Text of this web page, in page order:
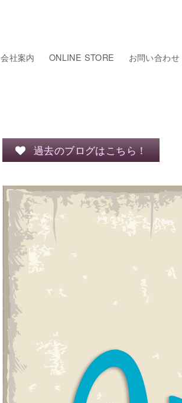
会社案内 ONLINE STORE お問い合わせ
過去のブログはこちら！